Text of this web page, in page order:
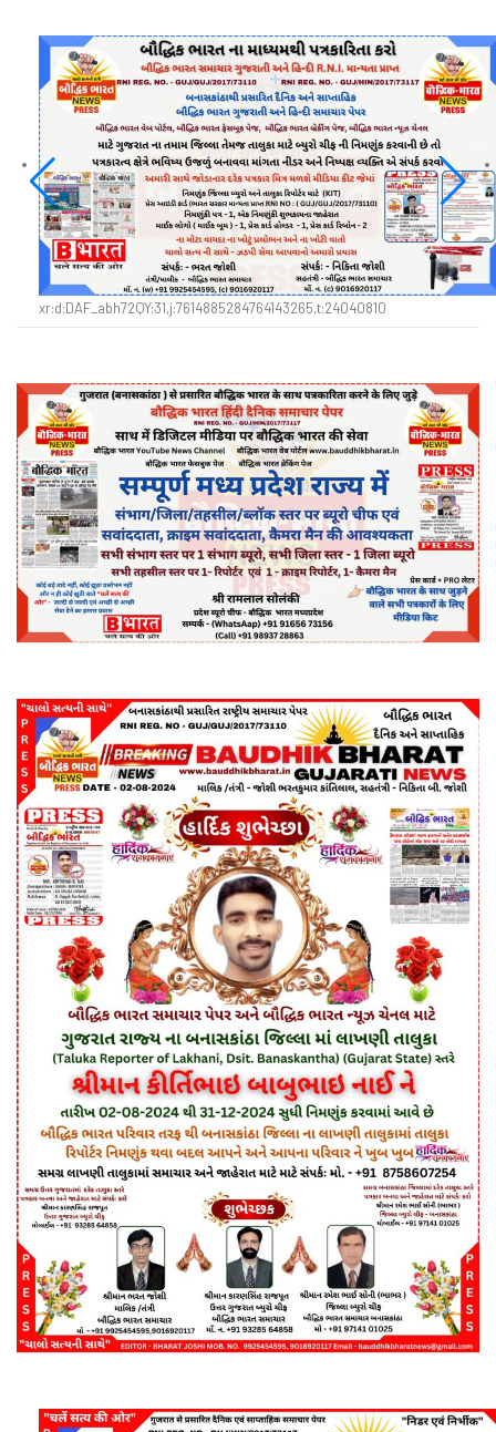
xr:d:DAF_abh72QY:31,j:7614885284764143265,t:24040810